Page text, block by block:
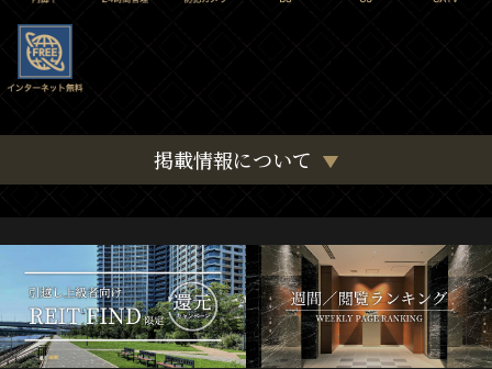
掲載情報について